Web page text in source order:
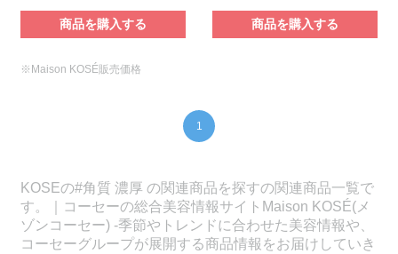
商品を購入する 商品を購入する
※Maison KOSÉ販売価格
1
KOSEの#角質 濃厚 の関連商品を探すの関連商品一覧で
す。｜コーセーの総合美容情報サイトMaison KOSÉ(メ
ゾンコーセー) -季節やトレンドに合わせた美容情報や、
コーセーグループが展開する商品情報をお届けしていき